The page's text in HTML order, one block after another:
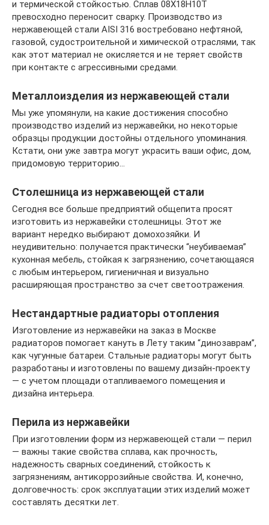
и термической стойкостью. Сплав 08Х18Н10Т
превосходно переносит сварку. Производство из
нержавеющей стали AISI 316 востребовано нефтяной,
газовой, судостроительной и химической отраслями, так
как этот материал не окисляется и не теряет свойств
при контакте с агрессивными средами.
Металлоизделия из нержавеющей стали
Мы уже упомянули, на какие достижения способно
производство изделий из нержавейки, но некоторые
образцы продукции достойны отдельного упоминания.
Кстати, они уже завтра могут украсить ваши офис, дом,
придомовую территорию…
Столешница из нержавеющей стали
Сегодня все больше предприятий общепита просят
изготовить из нержавейки столешницы. Этот же
вариант нередко выбирают домохозяйки. И
неудивительно: получается практически “неубиваемая”
кухонная мебель, стойкая к загрязнению, сочетающаяся
с любым интерьером, гигиеничная и визуально
расширяющая пространство за счет светоотражения.
Нестандартные радиаторы отопления
Изготовление из нержавейки на заказ в Москве
радиаторов помогает кануть в Лету таким “динозаврам”,
как чугунные батареи. Стальные радиаторы могут быть
разработаны и изготовлены по вашему дизайн-проекту
— с учетом площади отапливаемого помещения и
дизайна интерьера.
Перила из нержавейки
При изготовлении форм из нержавеющей стали — перил
— важны такие свойства сплава, как прочность,
надежность сварных соединений, стойкость к
загрязнениям, антикоррозийные свойства. И, конечно,
долговечность: срок эксплуатации этих изделий может
составлять десятки лет.